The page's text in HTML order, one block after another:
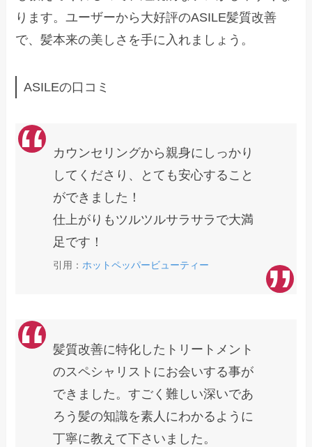
ります。ユーザーから大好評のASILE髪質改善
で、髪本来の美しさを手に入れましょう。
ASILEの口コミ
カウンセリングから親身にしっかり
してくださり、とても安心すること
ができました！
仕上がりもツルツルサラサラで大満
足です！
引用：ホットペッパービューティー
髪質改善に特化したトリートメント
のスペシャリストにお会いする事が
できました。すごく難しい深いであ
ろう髪の知識を素人にわかるように
丁寧に教えて下さいました。